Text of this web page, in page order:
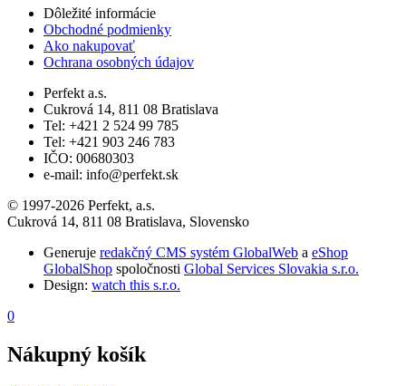
Dôležité informácie
Obchodné podmienky
Ako nakupovať
Ochrana osobných údajov
Perfekt a.s.
Cukrová 14, 811 08 Bratislava
Tel: +421 2 524 99 785
Tel: +421 903 246 783
IČO: 00680303
e-mail: info@perfekt.sk
© 1997-2026 Perfekt, a.s.
Cukrová 14, 811 08 Bratislava, Slovensko
Generuje redakčný CMS systém GlobalWeb a eShop
GlobalShop spoločnosti Global Services Slovakia s.r.o.
Design: watch this s.r.o.
0
Nákupný košík